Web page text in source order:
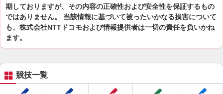
期しておりますが、その内容の正確性および安全性を保証するもの
ではありません。 当該情報に基づいて被ったいかなる損害について
も、株式会社NTTドコモおよび情報提供者は一切の責任を負いかね
ます。
競技一覧